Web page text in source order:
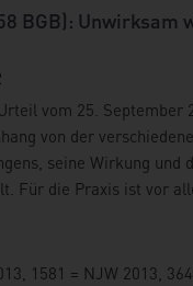
BGB): Unwirksam
vom 25. September
von der
seine Wirkung und
Für die Praxis ist vor
1581 = NJW 2013,